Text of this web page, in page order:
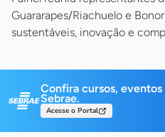
Guararapes/Riachuelo e
sustentáveis, inovação e
Confira cursos,
Sebrae.
Acesse o Portal